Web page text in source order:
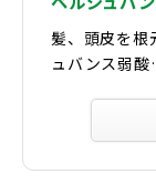
髪、頭皮を根
ュバンス弱